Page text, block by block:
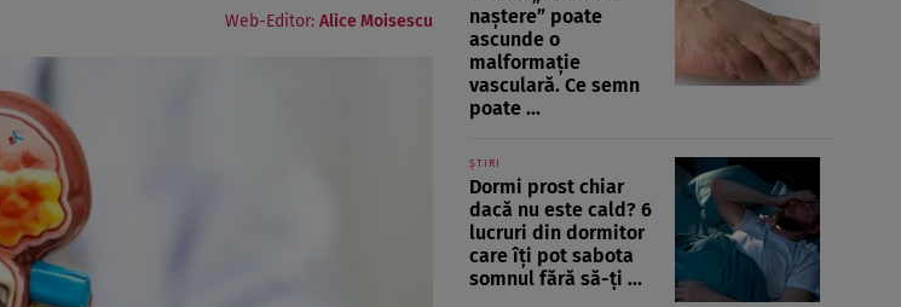
Web-Editor: Alice Moisescu
naștere” poate
ascunde o
malformație
vasculară. Ce semn
poate ...
ȘTIRI
Dormi prost chiar
dacă nu este cald? 6
lucruri din dormitor
care îți pot sabota
somnul fără să-ți ...